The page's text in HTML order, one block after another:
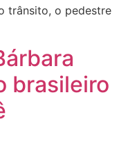
trânsito, o pedestre
brasileiro